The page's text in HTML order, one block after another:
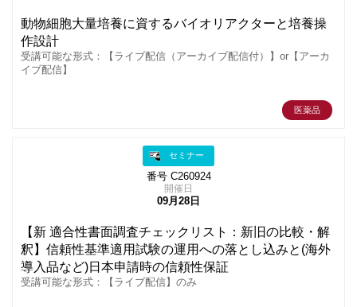
動物細胞大量培養に資するバイオリアクターと培養操
作設計
受講可能な形式：【ライブ配信（アーカイブ配信付）】or【アーカ
イブ配信】
医薬品
セミナー
番号 C260924
開催日
09月28日
【新 適合性書面調査チェックリスト：新旧の比較・解
釈】信頼性基準適用試験の運用への落とし込みと(海外
導入品など)日本申請時の信頼性保証
受講可能な形式：【ライブ配信】のみ